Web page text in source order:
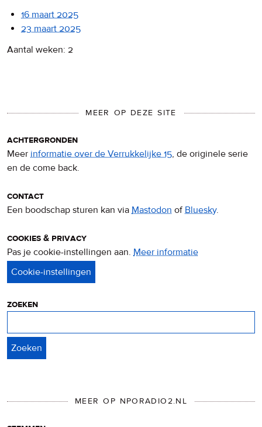
16 maart 2025
23 maart 2025
Aantal weken: 2
MEER OP DEZE SITE
achtergronden
Meer informatie over de Verrukkelijke 15, de originele serie
en de come back.
contact
Een boodschap sturen kan via Mastodon ofBluesky.
cookies & privacy
Pas je cookie-instellingen aan. Meer informatie
zoeken
MEER OP NPORADIO2.NL